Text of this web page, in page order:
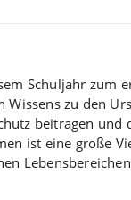
Schuljahr zum
zu den
beitragen und
ist eine große